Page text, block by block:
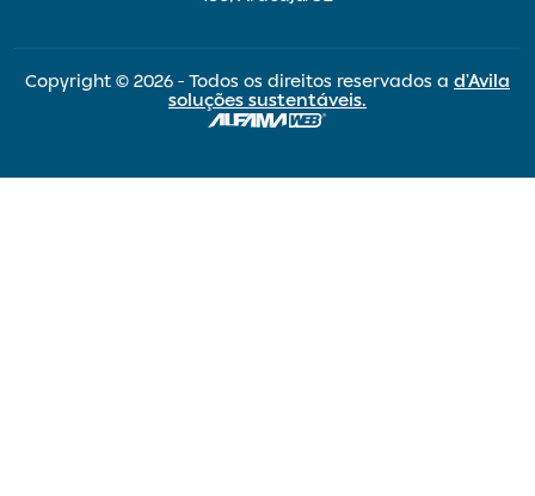
Copyright © 2026 - Todos os direitos reservados a d’Avila
soluções sustentáveis.